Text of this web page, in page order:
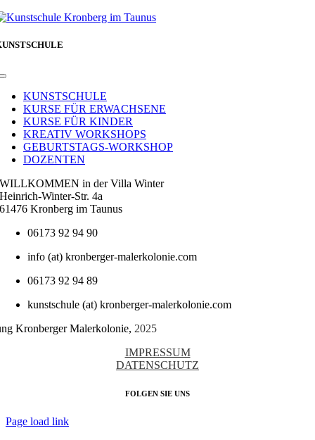
Toggle
NavigationKUNSTSCHULE
KURSE FÜR ERWACHSENE
KURSE FÜR KINDER
KREATIV WORKSHOPS
GEBURTSTAGS-WORKSHOP
DOZENTEN
WILLKOMMEN in der Villa Winter
Heinrich-Winter-Str. 4a
61476 Kronberg im Taunus
06173 92 94 90
info (at) kronberger-malerkolonie.com
06173 92 94 89
kunstschule (at) kronberger-malerkolonie.com
Kronberger Malerkolonie, 2025
IMPRESSUM
DATENSCHUTZ
FOLGEN SIE UNS
Page load link